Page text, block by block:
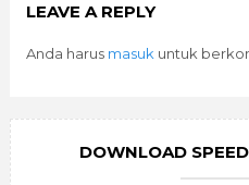
LEAVE A REPLY
Anda harus masukuntuk
DOWNLOAD